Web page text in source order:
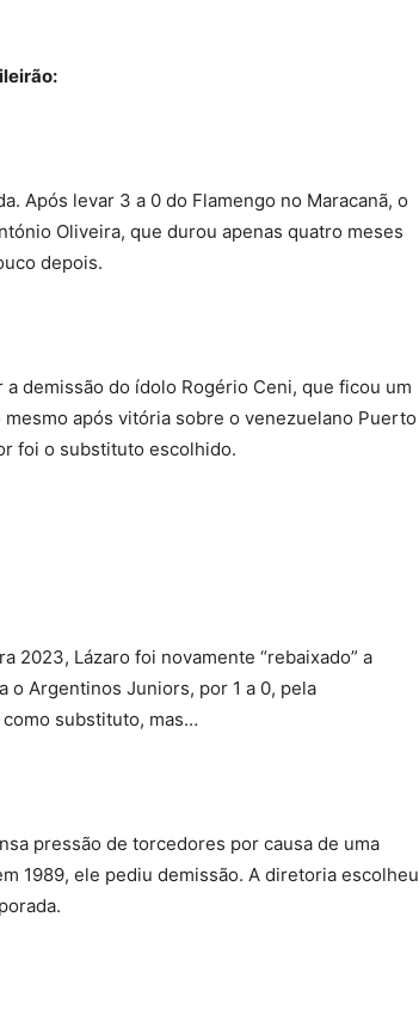
Após levar 3 a 0 do Flamengo no Maracanã, o
Oliveira, que durou apenas quatro meses
depois.
demissão do ídolo Rogério Ceni, que ficou um
após vitória sobre o venezuelano Puerto
foi o substituto escolhido.
2023, Lázaro foi novamente “rebaixado” a
o Argentinos Juniors, por 1 a 0, pela
substituto, mas…
pressão de torcedores por causa de uma
1989, ele pediu demissão. A diretoria escolheu